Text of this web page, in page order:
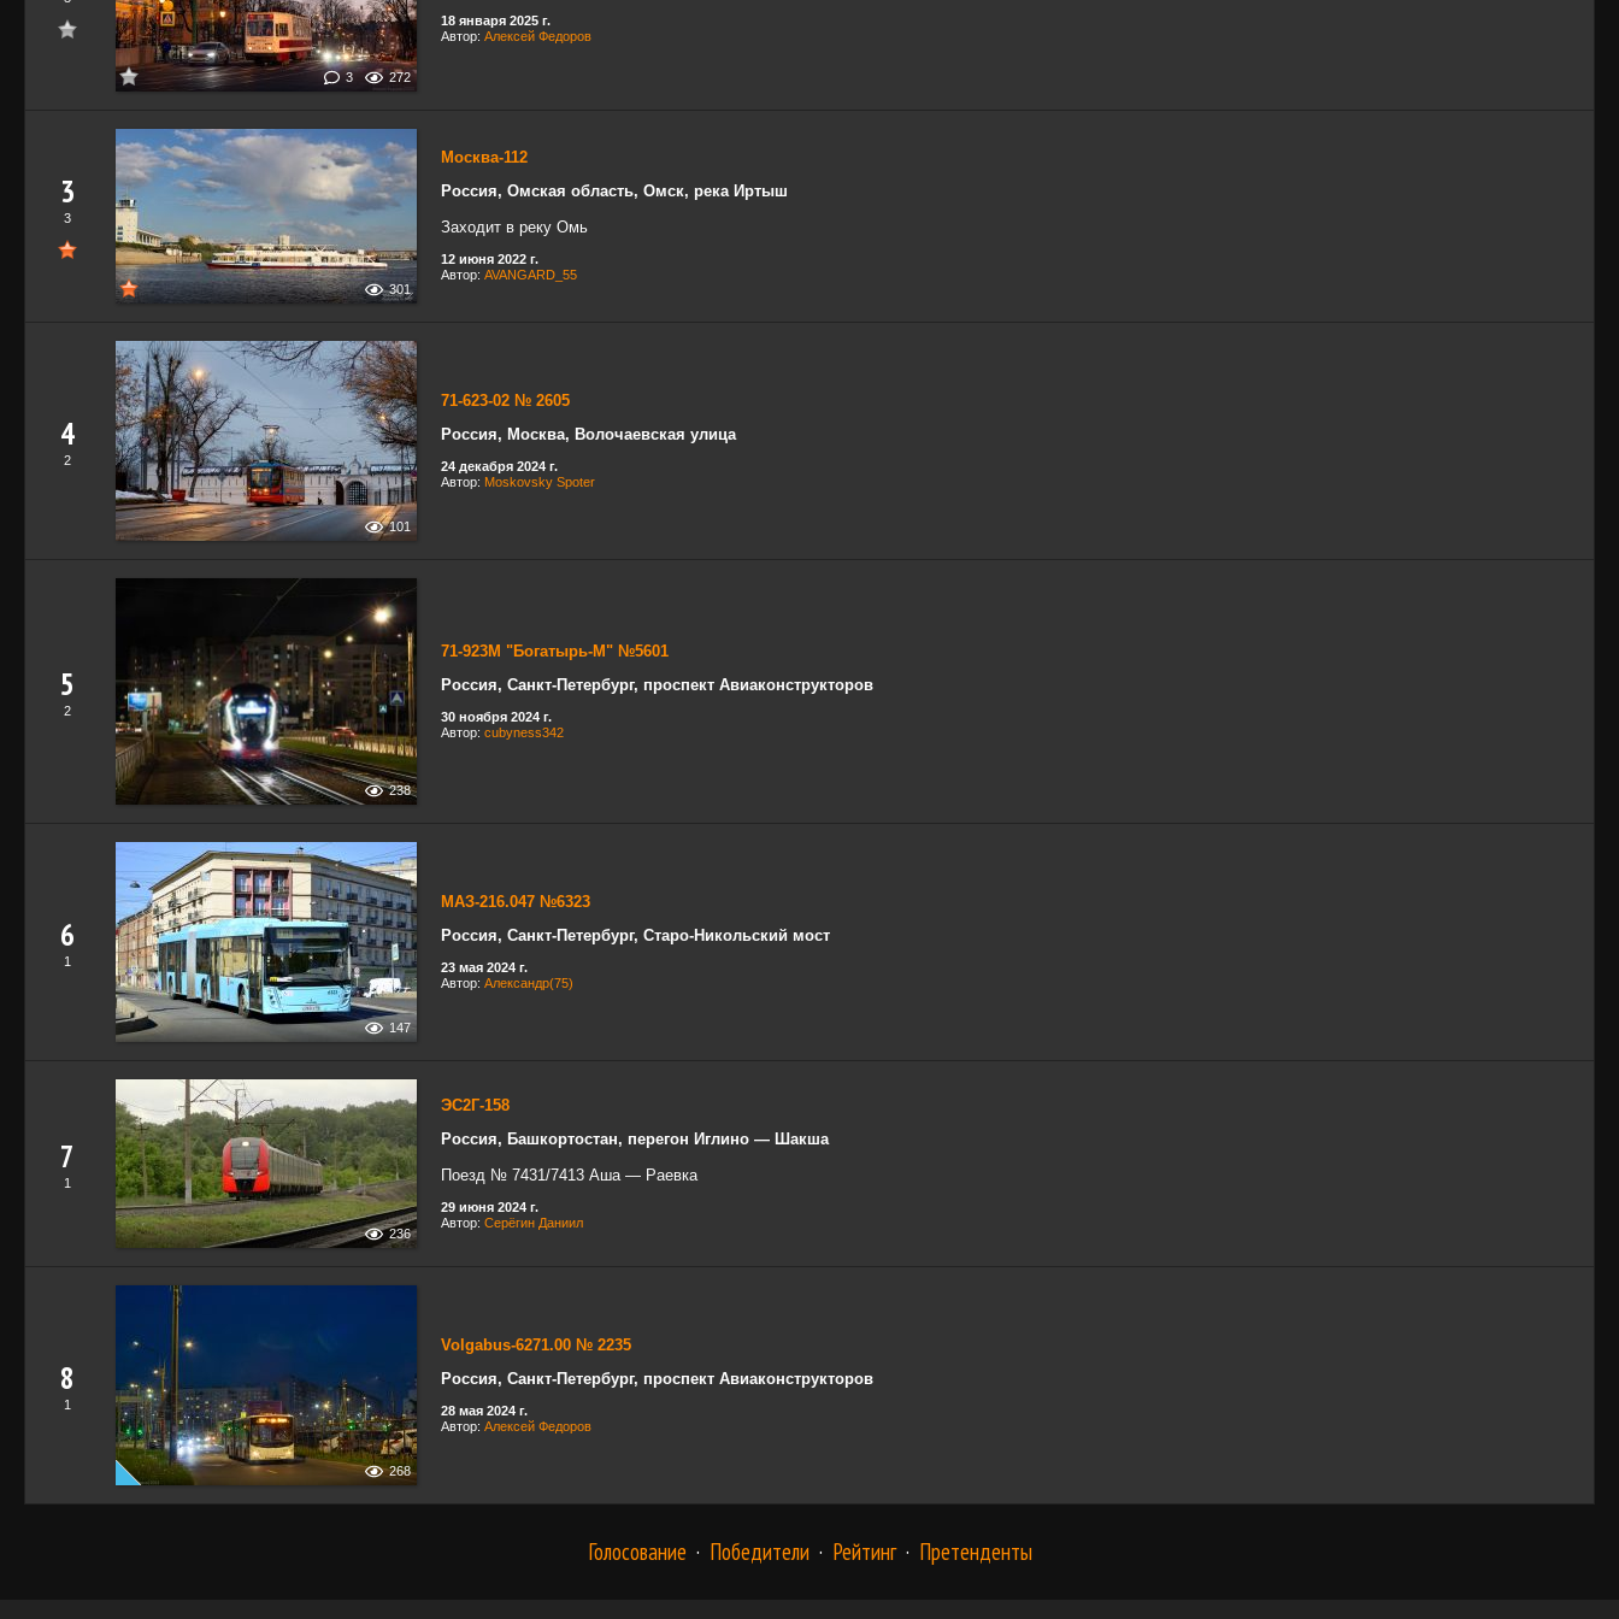
3 272
18 января 2025 г.
Автор: Алексей Федоров
3
3
301
Москва-112
Россия, Омская область, Омск, река Иртыш
Заходит в реку Омь
12 июня 2022 г.
Автор: AVANGARD_55
4
2
101
71-623-02 № 2605
Россия, Москва, Волочаевская улица
24 декабря 2024 г.
Автор: Moskovsky Spoter
5
2
238
71-923М "Богатырь-М" №5601
Россия, Санкт-Петербург, проспект Авиаконструкторов
30 ноября 2024 г.
Автор: cubyness342
6
1
147
МАЗ-216.047 №6323
Россия, Санкт-Петербург, Старо-Никольский мост
23 мая 2024 г.
Автор: Александр(75)
7
1
236
ЭС2Г-158
Россия, Башкортостан, перегон Иглино — Шакша
Поезд № 7431/7413 Аша — Раевка
29 июня 2024 г.
Автор: Серёгин Даниил
8
1
268
Volgabus-6271.00 № 2235
Россия, Санкт-Петербург, проспект Авиаконструкторов
28 мая 2024 г.
Автор: Алексей Федоров
Голосование · Победители· Рейтинг· Претенденты